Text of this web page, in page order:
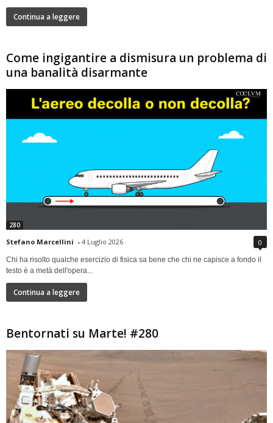
Continua a leggere
Come ingigantire a dismisura un problema di
una banalità disarmante
280
Stefano Marcellini - 4 Luglio 2026 0
Chi ha risolto qualche esercizio di fisica sa bene che chi ne capisce a fondo il
testo è a metà dell'opera...
Continua a leggere
Bentornati su Marte! #280